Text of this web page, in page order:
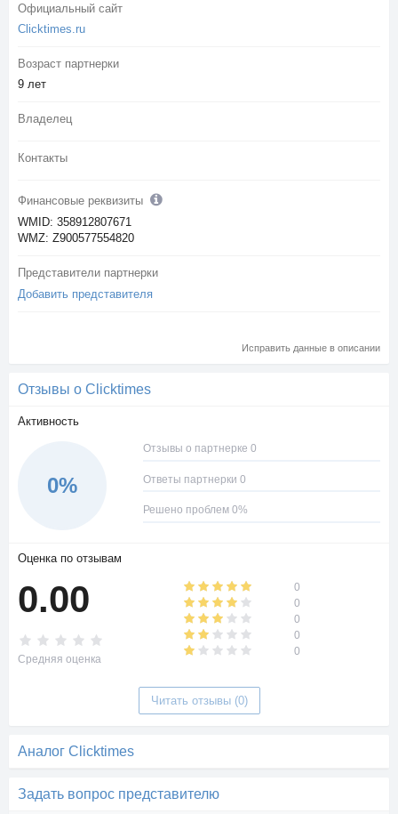
Официальный сайт
Clicktimes.ru
Возраст партнерки
9 лет
Владелец
Контакты
Финансовые реквизиты
WMID: 358912807671
WMZ: Z900577554820
Представители партнерки
Добавить представителя
Исправить данные в описании
Отзывы о Clicktimes
Активность
0%
Отзывы о партнерке 0
Ответы партнерки 0
Решено проблем 0%
Оценка по отзывам
0.00
Средняя оценка
0
0
0
0
0
Читать отзывы (0)
Аналог Clicktimes
Задать вопрос представителю